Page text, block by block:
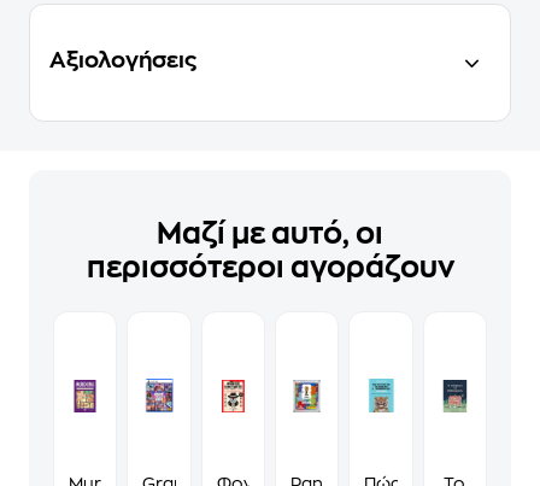
Αξιολογήσεις
Μαζί με αυτό, οι
περισσότεροι αγοράζουν